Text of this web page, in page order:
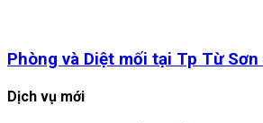
Phòng và Diệt mối tại Tp Từ
Dịch vụ mới